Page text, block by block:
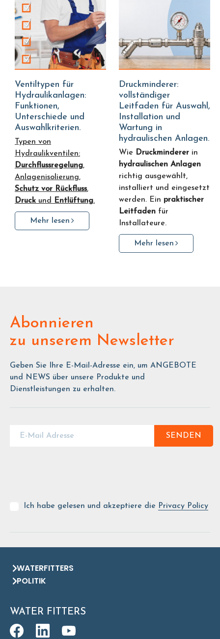
Ventiltypen für
Hydraulikanlagen:
Funktionen,
Unterschiede und
Auswahlkriterien.
Typen von
Hydraulikventilen:
Durchflussregelung,
Anlagenisolierung,
Schutz vor Rückfluss,
Druck und Entlüftung.
Mehr lesen
Druckminderer:
vollständiger
Leitfaden für Auswahl,
Installation und
Wartung in
hydraulischen Anlagen.
Wie Druckminderer in
hydraulischen Anlagen
richtig ausgewählt,
installiert und eingesetzt
werden. Ein praktischer
Leitfaden für
Installateure.
Mehr lesen
Abonnieren
zu unserem Newsletter
Geben Sie Ihre E-Mail-Adresse ein, um ANGEBOTE
und NEWS über unsere Produkte und
Dienstleistungen zu erhalten.
SENDEN
Ich habe gelesen und akzeptiere die Privacy Policy
WATERFITTERS
POLITIK
WATER FITTERS